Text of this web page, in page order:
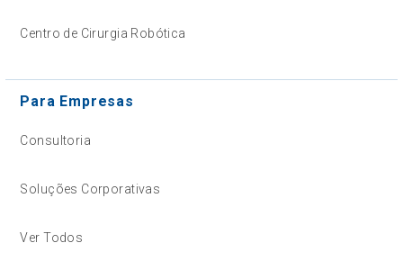
Centro de Cirurgia Robótica
Para Empresas
Consultoria
Soluções Corporativas
Ver Todos